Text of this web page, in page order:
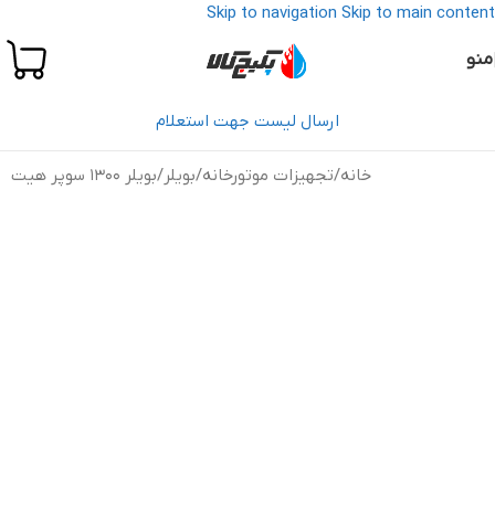
Skip to navigation Skip to main content
منو
ارسال لیست جهت استعلام
خانه/تجهیزات موتورخانه/بویلر/بویلر 1300 سوپر هیت